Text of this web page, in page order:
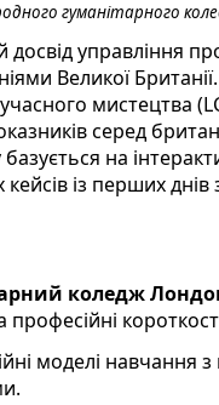
гуманітарного
управління
Великої
мистецтва
серед
на
із перших днів
коледж
професійні
моделі навчання